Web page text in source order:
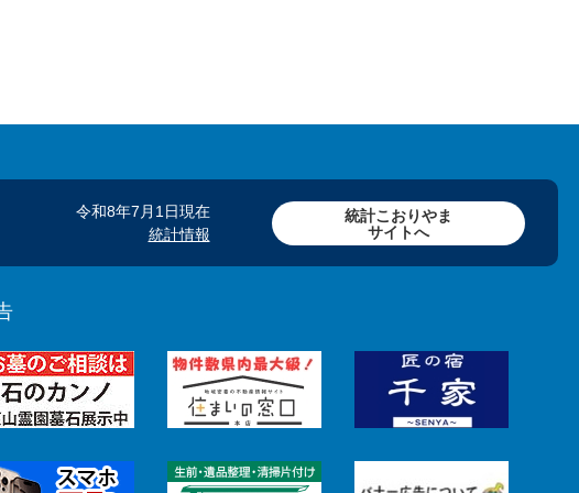
令和8年7月1日現在
統計情報
統計こおりやま
サイトへ